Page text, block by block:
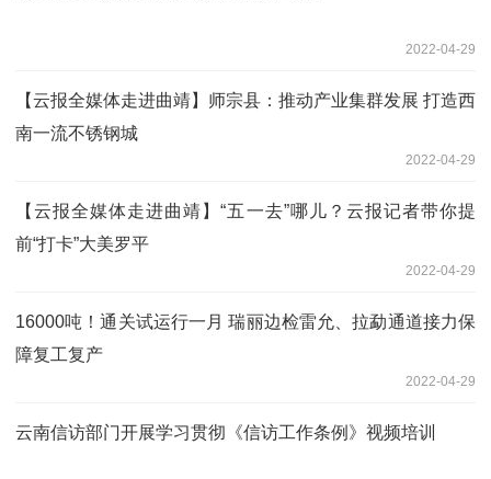
2022-04-29
【云报全媒体走进曲靖】师宗县：推动产业集群发展 打造西
南一流不锈钢城
2022-04-29
【云报全媒体走进曲靖】“五一去”哪儿？云报记者带你提
前“打卡”大美罗平
2022-04-29
16000吨！通关试运行一月 瑞丽边检雷允、拉勐通道接力保
障复工复产
2022-04-29
云南信访部门开展学习贯彻《信访工作条例》视频培训